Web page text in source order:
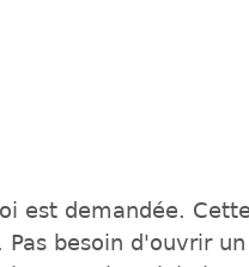
est demandée.
besoin d'ouvrir un